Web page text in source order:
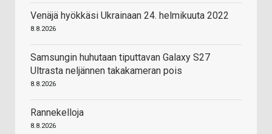
Venäjä hyökkäsi Ukrainaan 24. helmikuuta 2022
8.8.2026
Samsungin huhutaan tiputtavan Galaxy S27
Ultrasta neljännen takakameran pois
8.8.2026
Rannekelloja
8.8.2026